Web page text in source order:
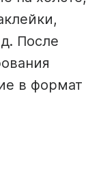
После
в формат